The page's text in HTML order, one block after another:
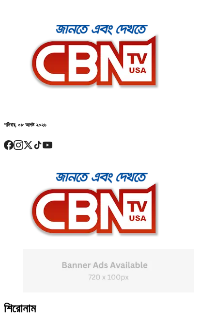
শনিবার, ০৮ আগষ্ট ২০২৬
শিরোনাম